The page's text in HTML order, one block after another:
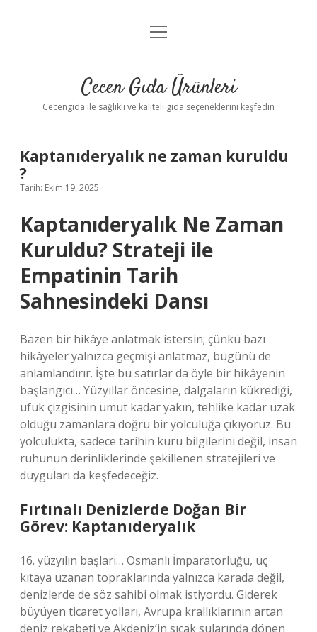
Anasayfa
Yasal Uyarı
menüyü
Cecen Gıda Ürünleri
Cecengida ile sağlıklı ve kaliteli gıda seçeneklerini keşfedin
Kaptanıderyalık ne zaman kuruldu
?
Tarih: Ekim 19, 2025
Kaptanıderyalık Ne Zaman
Kuruldu? Strateji ile
Empatinin Tarih
Sahnesindeki Dansı
Bazen bir hikâye anlatmak istersin; çünkü bazı
hikâyeler yalnızca geçmişi anlatmaz, bugünü de
anlamlandırır. İşte bu satırlar da öyle bir hikâyenin
başlangıcı… Yüzyıllar öncesine, dalgaların kükrediği,
ufuk çizgisinin umut kadar yakın, tehlike kadar uzak
olduğu zamanlara doğru bir yolculuğa çıkıyoruz. Bu
yolculukta, sadece tarihin kuru bilgilerini değil, insan
ruhunun derinliklerinde şekillenen stratejileri ve
duyguları da keşfedeceğiz.
Fırtınalı Denizlerde Doğan Bir
Görev: Kaptanıderyalık
16. yüzyılın başları… Osmanlı İmparatorluğu, üç
kıtaya uzanan topraklarında yalnızca karada değil,
denizlerde de söz sahibi olmak istiyordu. Giderek
büyüyen ticaret yolları, Avrupa krallıklarının artan
deniz rekabeti ve Akdeniz’in sıcak sularında dönen